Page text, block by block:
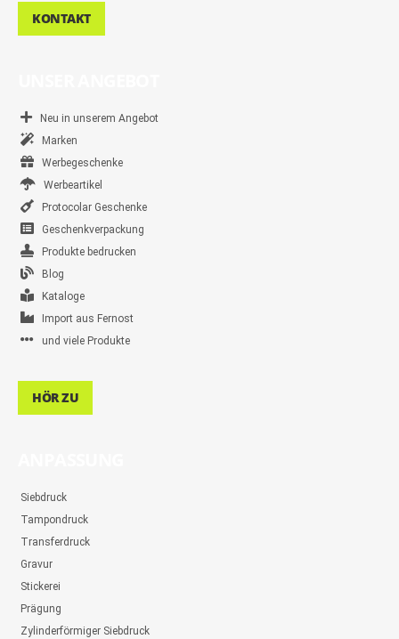
KONTAKT
Neu in unserem Angebot
Marken
Werbegeschenke
Werbeartikel
Protocolar Geschenke
Geschenkverpackung
Produkte bedrucken
Blog
Kataloge
Import aus Fernost
und viele Produkte
HÖR ZU
Siebdruck
Tampondruck
Transferdruck
Gravur
Stickerei
Prägung
Zylinderförmiger Siebdruck